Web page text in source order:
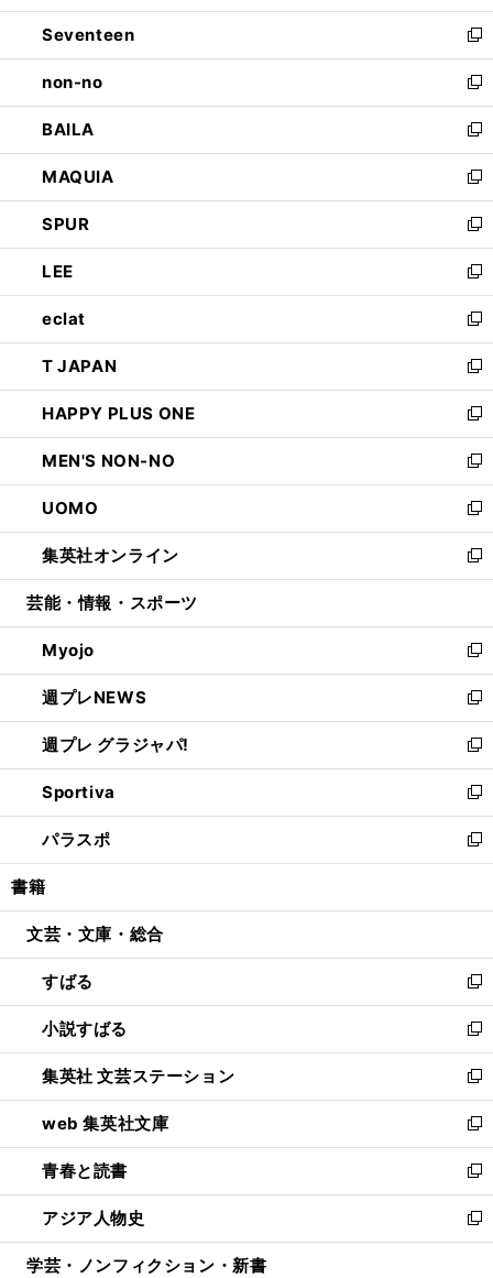
開
く
ウ
で
開
く
ン
ド
ウ
で
開
く
Seventeen
新
し
い
ウ
ィ
ン
ド
ウ
で
開
く
non-no
新
し
い
ウ
ィ
ン
ド
ウ
で
開
く
BAILA
新
し
い
ウ
ィ
ン
ド
ウ
で
開
く
MAQUIA
新
し
い
ウ
ィ
ン
ド
ウ
で
開
く
SPUR
新
し
い
ウ
ィ
ン
ド
ウ
で
開
く
LEE
新
し
い
ウ
ィ
ン
ド
ウ
で
開
く
eclat
新
し
い
ウ
ィ
ン
ド
ウ
で
開
く
T JAPAN
新
し
い
ウ
ィ
ン
ド
ウ
で
開
HAPPY PLUS ONE
新
し
い
ウ
ィ
ン
ド
ウ
開
く
MEN'S NON-NO
新
し
い
ウ
ィ
ン
ウ
で
開
く
UOMO
新
し
い
ウ
ン
ド
ウ
で
開
く
集英社オンライン
新
し
ウ
ィ
ン
ド
ウ
で
開
く
芸能・情報・スポーツ
Myojo
新
し
い
ウ
ィ
ン
ド
ウ
で
開
週プレNEWS
新
し
い
ウ
ィ
ン
ド
ウ
開
週プレ グラジャパ!
新
し
い
ウ
ィ
ン
ウ
開
く
Sportiva
新
し
い
ウ
ン
ウ
で
開
く
パラスポ
新
し
ウ
ン
ド
ウ
で
開
く
書籍
文芸・文庫・総合
すばる
新
し
い
ウ
ィ
ン
ド
ウ
で
開
く
小説すばる
新
し
い
ウ
ィ
ン
ド
ウ
で
開
集英社 文芸ステーション
新
し
い
ウ
ィ
ン
ド
ウ
web 集英社文庫
新
し
い
ウ
ィ
ン
青春と読書
新
し
い
ウ
アジア人物史
新
し
学芸・ノンフィクション・新書